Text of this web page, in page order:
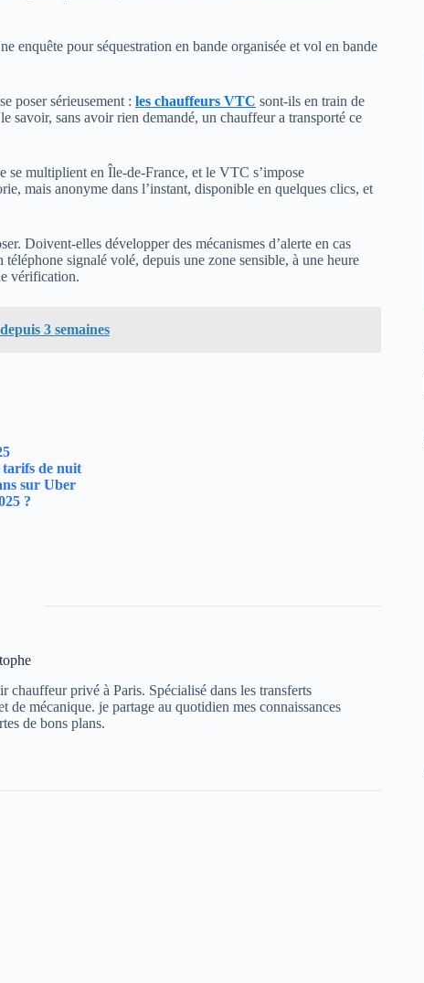
enquête pour séquestration en bande organisée et vol en bande
poser sérieusement : les chauffeurs VTC sont-ils en train de
savoir, sans avoir rien demandé, un chauffeur a transporté ce
se multiplient en Île-de-France, et le VTC s’impose
mais anonyme dans l’instant, disponible en quelques clics, et
Doivent-elles développer des mécanismes d’alerte en cas
signalé volé, depuis une zone sensible, à une heure
vérification.
3 semaines
tarifs de nuit
sur Uber
?
chauffeur privé à Paris. Spécialisé dans les transferts
de mécanique. je partage au quotidien mes connaissances
de bons plans.